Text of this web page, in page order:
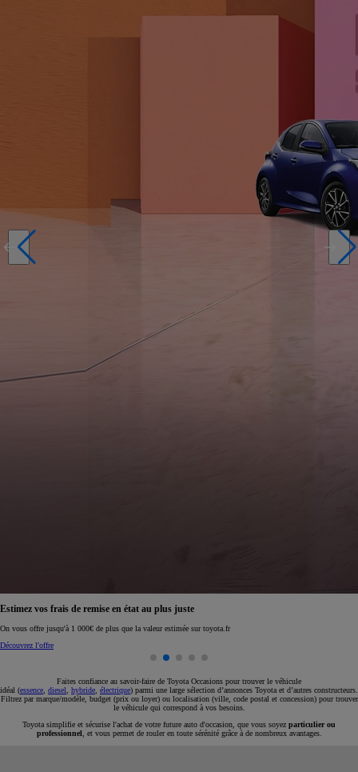
Réservez en ligne votre occasion pour 1€ seulement
Réservez en ligne
Faites confiance au savoir-faire de Toyota Occasions pour trouver le véhicule
idéal (essence diesel hybride électrique) parmi une large sélection d’annonces Toyota et d’autres constructeurs.
Filtrez par marque/modèle, budget (prix ou loyer) ou localisation (ville, code postal et concession) pour trouver
le véhicule qui correspond à vos besoins.
Toyota simplifie et sécurise l'achat de votre future auto d'occasion, que vous soyez particulier ou
professionnel , et vous permet de rouler en toute sérénité grâce à de nombreux avantages.